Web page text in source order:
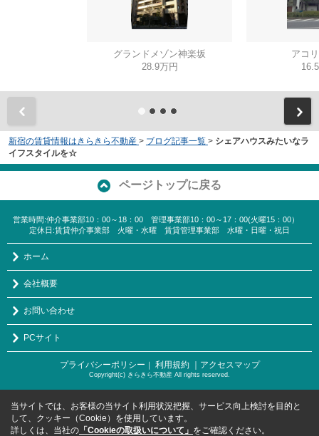
グランドメゾン神楽坂
28.9万円
アコ
新宿の賃貸情報はきらきら不動産 > ブログ記事一覧 > シェアハウスみたいなラ
イフスタイルを☆
ページトップに戻る
営業時間:仲介事業部10：00～18：00 管理事業部10：00～17：00(火曜15：00）
定休日:賃貸仲介事業部 火曜・水曜 賃貸管理事業部 水曜・日曜・祝日
ホーム
会社概要
お問い合わせ
PCサイト
プライバシーポリシー ｜ 利用規約 ｜アクセスマップ
Copyright(c) きらきら不動産 All rights reserved.
当サイトでは、お客様の当サイト利用状況把握、サービス向上検討を目的と
して、クッキー（Cookie）を使用しています。
詳しくは、当社の 「Cookieの取扱いについて」 をご確認ください。